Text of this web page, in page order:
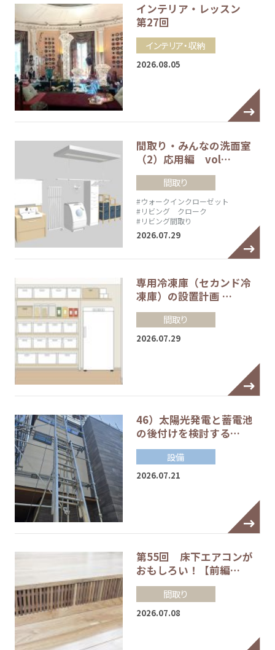
インテリア・レッスン
第27回
インテリア・収納
2026.08.05
間取り・みんなの洗面室
（2）応用編 vol…
間取り
#ウォークインクローゼット
#リビング クローク
#リビング間取り
2026.07.29
専用冷凍庫（セカンド冷
凍庫）の設置計画 …
間取り
2026.07.29
46）太陽光発電と蓄電池
の後付けを検討する…
設備
2026.07.21
第55回 床下エアコンが
おもしろい！【前編…
間取り
2026.07.08